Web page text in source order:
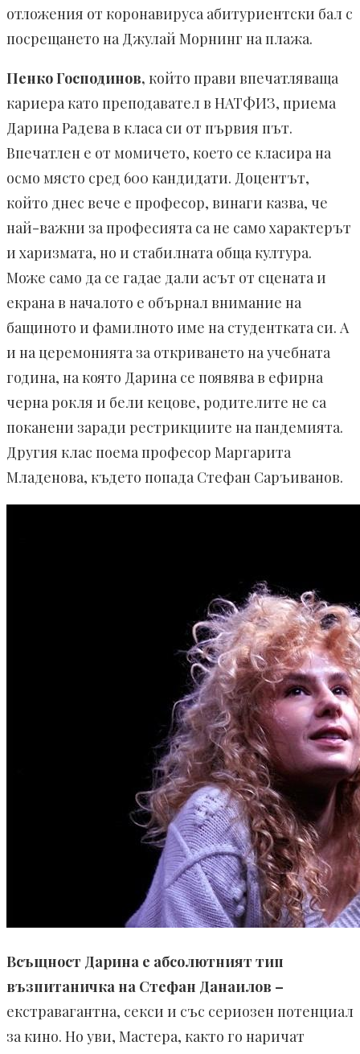
отложения от коронавируса абитуриентски бал с
посрещането на Джулай Морнинг на плажа.
Пенко Господинов, който прави впечатляваща
кариера като преподавател в НАТФИЗ, приема
Дарина Радева в класа си от първия път.
Впечатлен е от момичето, което се класира на
осмо място сред 600 кандидати. Доцентът,
който днес вече е професор, винаги казва, че
най-важни за професията са не само характерът
и харизмата, но и стабилната обща култура.
Може само да се гадае дали асът от сцената и
екрана в началото е обърнал внимание на
бащиното и фамилното име на студентката си. А
и на церемонията за откриването на учебната
година, на която Дарина се появява в ефирна
черна рокля и бели кецове, родителите не са
поканени заради рестрикциите на пандемията.
Другия клас поема професор Маргарита
Младенова, където попада Стефан Саръиванов.
Всъщност Дарина е абсолютният тип
възпитаничка на Стефан Данаилов –
екстравагантна, секси и със сериозен потенциал
за кино. Но уви, Мастера, както го наричат